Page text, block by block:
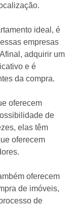
ideal, é
empresas
adquirir um
e é
da compra.
oferecem
de
elas têm
oferecem
oferecem
de imóveis,
de